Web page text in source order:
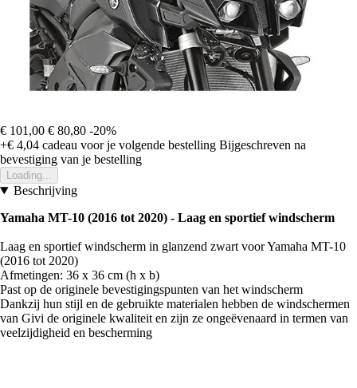
€ 101,00 € 80,80 -20%
+€ 4,04 cadeau voor je volgende bestelling Bijgeschreven na
bevestiging van je bestelling
Loading...
Beschrijving
Yamaha MT-10 (2016 tot 2020) - Laag en sportief windscherm
Laag en sportief windscherm in glanzend zwart voor Yamaha MT-10
(2016 tot 2020)
Afmetingen: 36 x 36 cm (h x b)
Past op de originele bevestigingspunten van het windscherm
Dankzij hun stijl en de gebruikte materialen hebben de windschermen
van Givi de originele kwaliteit en zijn ze ongeëvenaard in termen van
veelzijdigheid en bescherming